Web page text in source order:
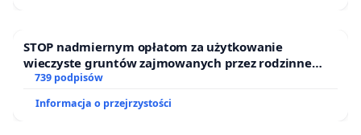
STOP nadmiernym opłatom za użytkowanie
wieczyste gruntów zajmowanych przez rodzinne
ogrody działkowe.
739 podpisów
Informacja o przejrzystości